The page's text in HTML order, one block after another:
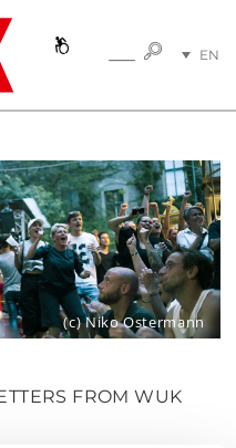
SEARCH
EN
(c) Niko Ostermann
FROM WUK